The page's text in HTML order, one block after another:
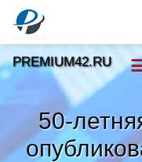
50-
PREMIUM42.RU
Новости
Тренды новостей»